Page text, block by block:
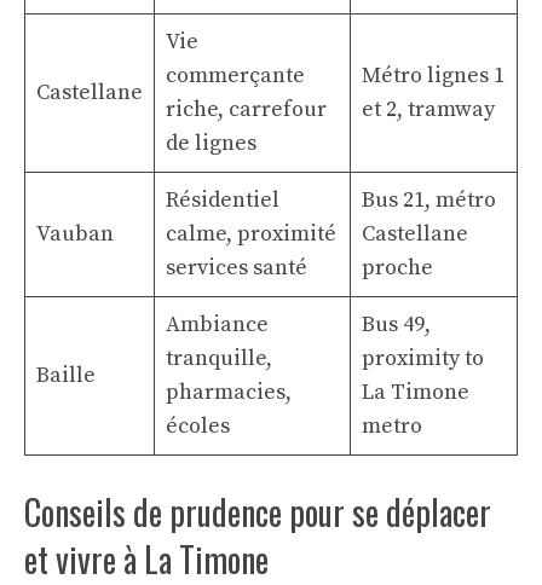
Castellane
Vie
commerçante
riche, carrefour
de lignes
Métro lignes 1
et 2, tramway
Vauban
Résidentiel
calme, proximité
services santé
Bus 21, métro
Castellane
proche
Baille
Ambiance
tranquille,
pharmacies,
écoles
Bus 49,
proximity to
La Timone
metro
Conseils de prudence pour se déplacer
et vivre à La Timone